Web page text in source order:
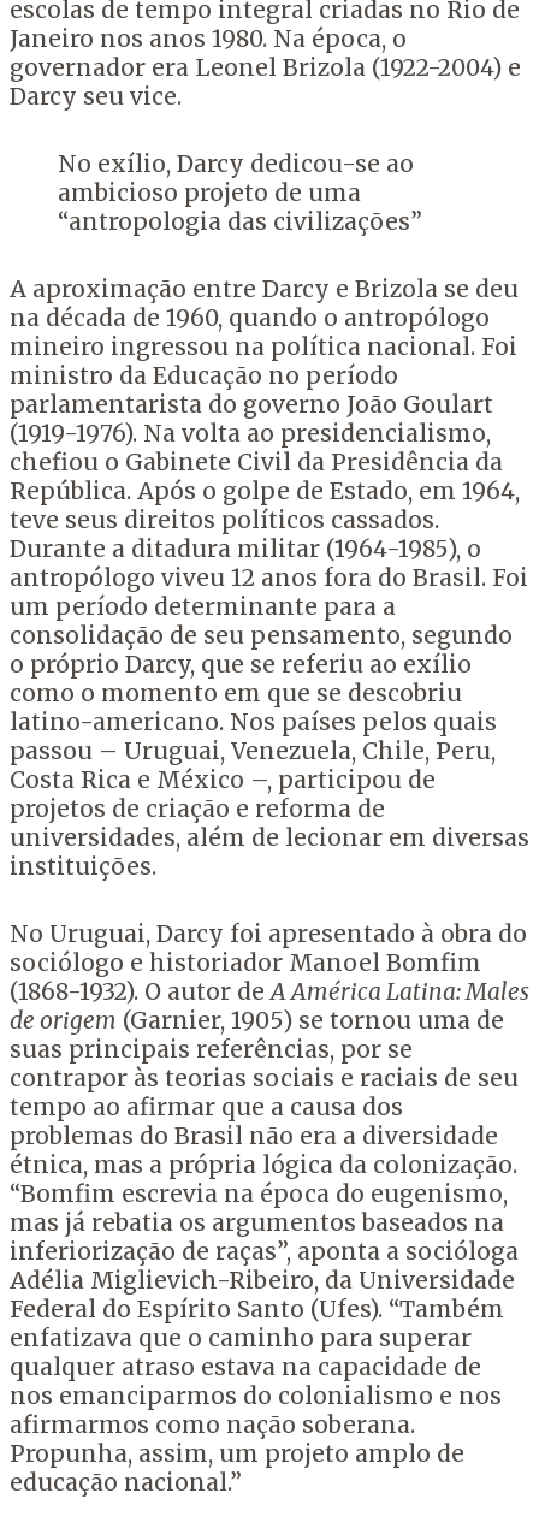
escolas de tempo integral criadas no Rio de
Janeiro nos anos 1980. Na época, o
governador era Leonel Brizola (1922-2004) e
Darcy seu vice.
No exílio, Darcy dedicou-se ao
ambicioso projeto de uma
“antropologia das civilizações”
A aproximação entre Darcy e Brizola se deu
na década de 1960, quando o antropólogo
mineiro ingressou na política nacional. Foi
ministro da Educação no período
parlamentarista do governo João Goulart
(1919-1976). Na volta ao presidencialismo,
chefiou o Gabinete Civil da Presidência da
República. Após o golpe de Estado, em 1964,
teve seus direitos políticos cassados.
Durante a ditadura militar (1964-1985), o
antropólogo viveu 12 anos fora do Brasil. Foi
um período determinante para a
consolidação de seu pensamento, segundo
o próprio Darcy, que se referiu ao exílio
como o momento em que se descobriu
latino-americano. Nos países pelos quais
passou – Uruguai, Venezuela, Chile, Peru,
Costa Rica e México –, participou de
projetos de criação e reforma de
universidades, além de lecionar em diversas
instituições.
No Uruguai, Darcy foi apresentado à obra do
sociólogo e historiador Manoel Bomfim
(1868-1932). O autor deA América Latina: Males
de origem (Garnier, 1905) se tornou uma de
suas principais referências, por se
contrapor às teorias sociais e raciais de seu
tempo ao afirmar que a causa dos
problemas do Brasil não era a diversidade
étnica, mas a própria lógica da colonização.
“Bomfim escrevia na época do eugenismo,
mas já rebatia os argumentos baseados na
inferiorização de raças”, aponta a socióloga
Adélia Miglievich-Ribeiro, da Universidade
Federal do Espírito Santo (Ufes). “Também
enfatizava que o caminho para superar
qualquer atraso estava na capacidade de
nos emanciparmos do colonialismo e nos
afirmarmos como nação soberana.
Propunha, assim, um projeto amplo de
educação nacional.”